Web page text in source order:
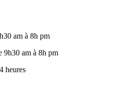
am à 8h pm
9h30 am à 8h pm
heures